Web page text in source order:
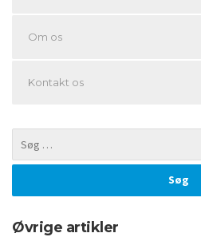
Om os
Kontakt os
Øvrige artikler